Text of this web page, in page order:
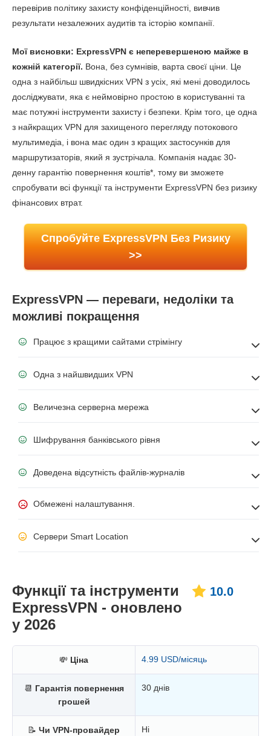
перевірив політику захисту конфіденційності, вивчив
результати незалежних аудитів та історію компанії.
Мої висновки: ExpressVPN є неперевершеною майже в
кожній категорії. Вона, без сумнівів, варта своєї ціни. Це
одна з найбільш швидкісних VPN з усіх, які мені доводилось
досліджувати, яка є неймовірно простою в користуванні та
має потужні інструменти захисту і безпеки. Крім того, це одна
з найкращих VPN для захищеного перегляду потокового
мультимедіа, і вона має один з кращих застосунків для
маршрутизаторів, який я зустрічала. Компанія надає 30-
денну гарантію повернення коштів*, тому ви зможете
спробувати всі функції та інструменти ExpressVPN без ризику
фінансових втрат.
Спробуйте ExpressVPN Без Ризику
>>
ExpressVPN — переваги, недоліки та
можливі покращення
Працює з кращими сайтами стрімінгу
Одна з найшвидших VPN
Величезна серверна мережа
Шифрування банківського рівня
Доведена відсутність файлів-журналів
Обмежені налаштування.
Сервери Smart Location
Функції та інструменти
ExpressVPN - оновлено
у 2026
10.0
💸 Ціна 4.99 USD/місяць
📆 Гарантія повернення
грошей
30 днів
📝 Чи VPN-провайдер
Ні